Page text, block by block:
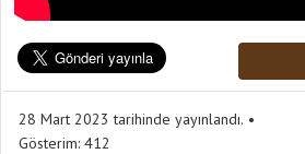
28 Mart 2023 tarihinde yayınlandı.
Gösterim: 412